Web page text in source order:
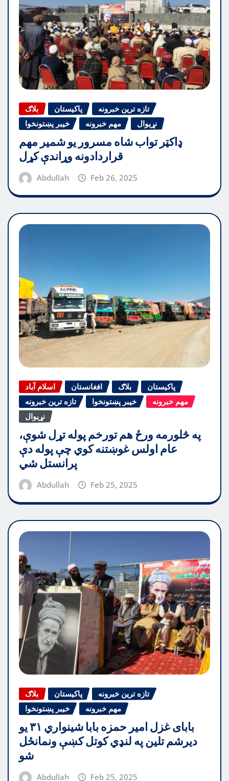
بلاګ پاکیستان
تازه ترین خبرونه
خیبر پښتونخوا
مهم خبرونه نړیوال
ډاکټر تواب شاه مسرور یو شمیر مهم
قراردادونه وړاندې کړل
Abdullah Feb 26, 2025
اسلام آباد افغانستان بلاګ
پاکیستان
تازه ترین خبرونه
خیبر پښتونخوا
مهم خبرونه
نړیوال
په څلورمه ورځ هم تورخم پوله تړل شوې،
عام اولس غوښتنه کوي چې پوله دې
پرانستل شي
Abdullah Feb 25, 2025
بلاګ پاکیستان
تازه ترین خبرونه
خیبر پښتونخوا
مهم خبرونه
بابای غزل امیر حمزه بابا شینواري ۳۱ یو
دیرشم تلین په لنډي کوتل کښې ونمانځل
شو
Abdullah Feb 25, 2025